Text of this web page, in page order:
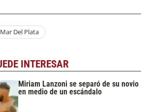
Mar Del Plata
INTERESAR
Miriam Lanzoni se separó de su novio
en medio de un escándalo